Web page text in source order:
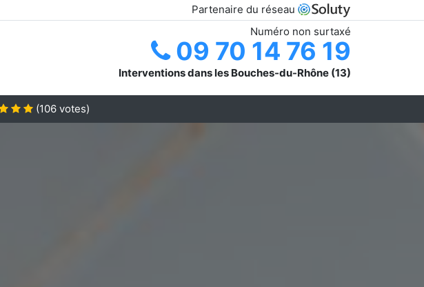
Partenaire du réseau
Numéro non surtaxé
09 70 14 76 19
Interventions dans les Bouches-du-Rhône (13)
(106votes)